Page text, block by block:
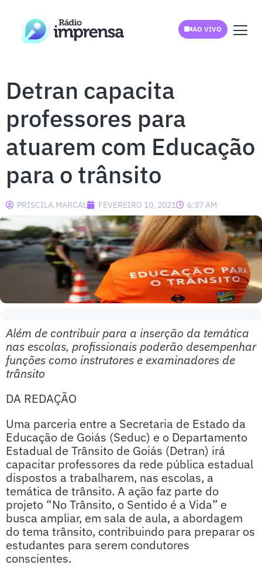
AO VIVO
Detran capacita
professores para
atuarem com Educação
para o trânsito
PRISCILA.MARCAL FEVEREIRO 10, 2021 6:37 AM
Além de contribuir para a inserção da temática
nas escolas, profissionais poderão desempenhar
funções como instrutores e examinadores de
trânsito
DA REDAÇÃO
Uma parceria entre a Secretaria de Estado da
Educação de Goiás (Seduc) e o Departamento
Estadual de Trânsito de Goiás (Detran) irá
capacitar professores da rede pública estadual
dispostos a trabalharem, nas escolas, a
temática de trânsito. A ação faz parte do
projeto “No Trânsito, o Sentido é a Vida” e
busca ampliar, em sala de aula, a abordagem
do tema trânsito, contribuindo para preparar os
estudantes para serem condutores
conscientes.